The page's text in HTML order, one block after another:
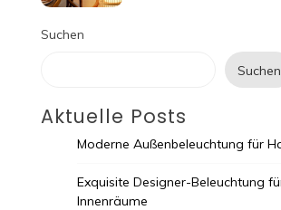
Suchen
Suchen
Aktuelle Posts
Moderne Außenbeleuchtung für
Exquisite Designer-Beleuchtung
Innenräume